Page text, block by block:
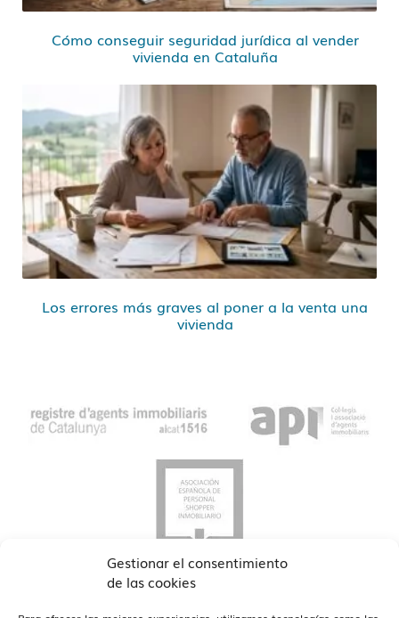
Gestionar el consentimiento
de las cookies
Cómo conseguir seguridad jurídica al vender
vivienda en Cataluña
Los errores más graves al poner a la venta una
vivienda